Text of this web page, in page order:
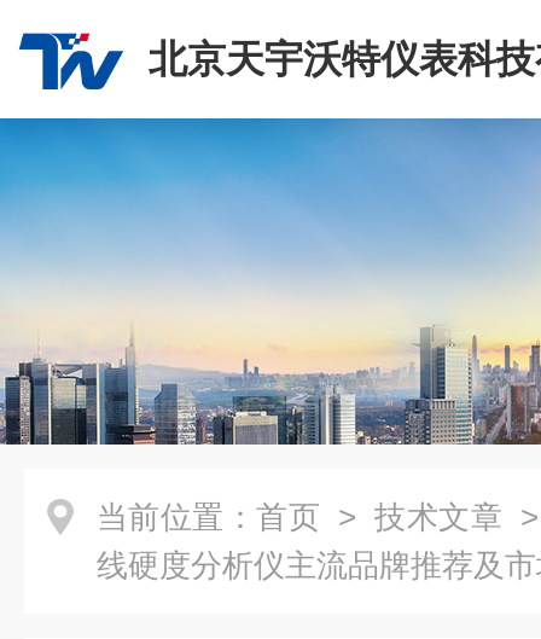
北京天宇沃特仪表科
司
当前位置： 首页 > 技术文章
线硬度分析仪主流品牌推荐及